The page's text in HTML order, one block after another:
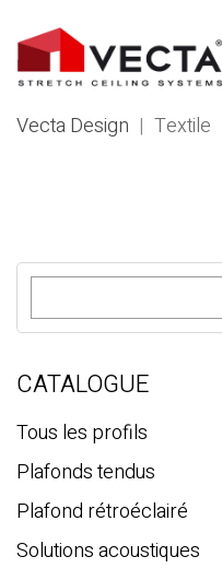
Vecta Design | Textile
R
c
e
c
h
e
CATALOGUE
Tous les profils
Plafonds tendus
Plafond rétroéclairé
Solutions acoustiques